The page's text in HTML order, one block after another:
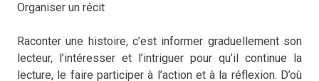
Organiser un récit
Raconter une histoire, c’est informer graduellement son
lecteur, l’intéresser et l’intriguer pour qu’il continue la
lecture, le faire participer à l’action et à la réflexion. D’où